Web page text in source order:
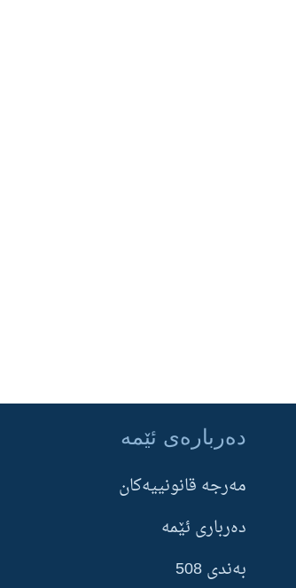
Learning English
ده‌رباره‌ی ئێمه‌
مه‌‌رجه قانونییه‌‌كان
ده‌رباری ئێمه‌
بەندی 508